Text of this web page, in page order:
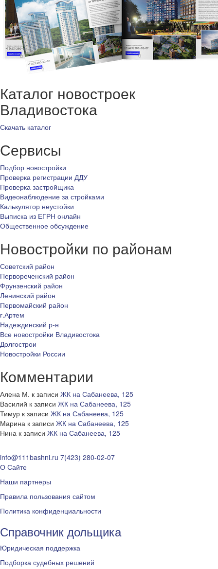
Каталог новостроек
Владивостока
Скачать каталог
Сервисы
Подбор новостройки
Проверка регистрации ДДУ
Проверка застройщика
Видеонаблюдение за стройками
Калькулятор неустойки
Выписка из ЕГРН онлайн
Общественное обсуждение
Новостройки по районам
Советский район
Первореченский район
Фрунзенский район
Ленинский район
Первомайский район
г.Артем
Надеждинский р-н
Все новостройки Владивостока
Долгострои
Новостройки России
Комментарии
Алена М. к записи ЖК на Сабанеева, 125
Василий к записи ЖК на Сабанеева, 125
Тимур к записи ЖК на Сабанеева, 125
Марина к записи ЖК на Сабанеева, 125
Нина к записи ЖК на Сабанеева, 125
info@111bashni.ru 7(423) 280-02-07
О Сайте
Наши партнеры
Правила пользования сайтом
Политика конфиденциальности
Справочник дольщика
Юридическая поддержка
Подборка судебных решений